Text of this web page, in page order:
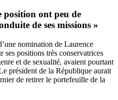
position ont peu de
de ses missions »
nomination de Laurence
ses positions très conservatrices
et de sexualité, avaient pourtant
président de la République aurait
de retirer le portefeuille de la